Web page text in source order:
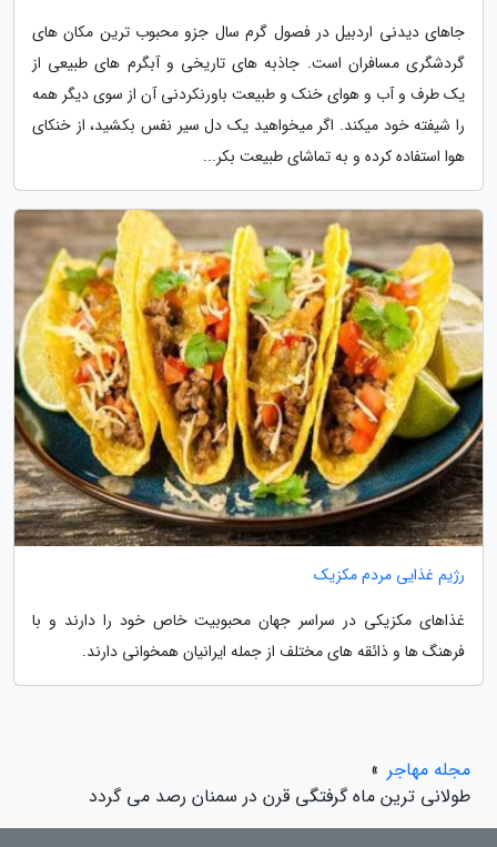
جاهای دیدنی اردبیل در فصول گرم سال جزو محبوب ترین مکان های
گردشگری مسافران است. جاذبه های تاریخی و آبگرم های طبیعی از
یک طرف و آب و هوای خنک و طبیعت باورنکردنی آن از سوی دیگر همه
را شیفته خود میکند. اگر میخواهید یک دل سیر نفس بکشید، از خنکای
هوا استفاده کرده و به تماشای طبیعت بکر...
رژیم غذایی مردم مکزیک
غذاهای مکزیکی در سراسر جهان محبوبیت خاص خود را دارند و با
فرهنگ ها و ذائقه های مختلف از جمله ایرانیان همخوانی دارند.
مجله مهاجر »
طولانی ترین ماه گرفتگی قرن در سمنان رصد می گردد